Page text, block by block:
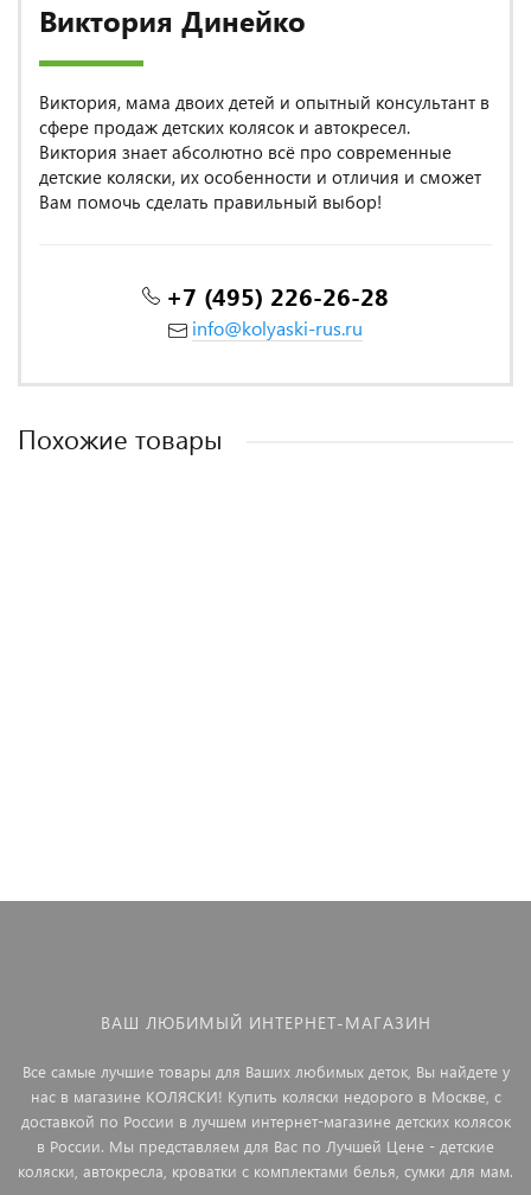
Виктория Динейко
Виктория, мама двоих детей и опытный консультант в
сфере продаж детских колясок и автокресел.
Виктория знает абсолютно всё про современные
детские коляски, их особенности и отличия и сможет
Вам помочь сделать правильный выбор!
+7 (495) 226-26-28
info@kolyaski-rus.ru
Похожие товары
ВАШ ЛЮБИМЫЙ ИНТЕРНЕТ-МАГАЗИН
Все самые лучшие товары для Ваших любимых деток, Вы найдете у
нас в магазине КОЛЯСКИ! Купить коляски недорого в Москве, с
доставкой по России в лучшем интернет-магазине детских колясок
в России. Мы представляем для Вас по Лучшей Цене - детские
коляски, автокресла, кроватки с комплектами белья, сумки для мам.